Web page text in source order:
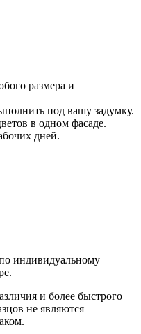
размера и
под вашу задумку.
в одном фасаде.
дней.
индивидуальному
и более быстрого
не являются